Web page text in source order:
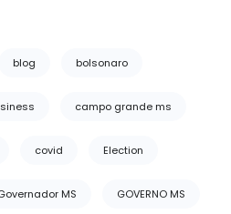
blog bolsonaro
campo grande ms
covid Election
MS GOVERNO MS